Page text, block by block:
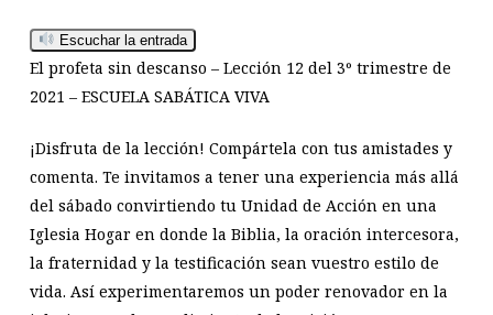
Escuchar la entrada
El profeta sin descanso – Lección 12 del 3º trimestre de
2021 – ESCUELA SABÁTICA VIVA
¡Disfruta de la lección! Compártela con tus amistades y
comenta. Te invitamos a tener una experiencia más allá
del sábado convirtiendo tu Unidad de Acción en una
Iglesia Hogar en donde la Biblia, la oración intercesora,
la fraternidad y la testificación sean vuestro estilo de
vida. Así experimentaremos un poder renovador en la